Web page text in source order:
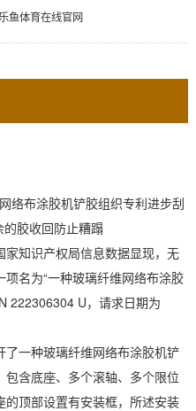
乐鱼体育在线官网
知识产权局信息数据显现，无
名为“一种玻璃纤维网络布涂胶
222306304 U，请求日期为
一种玻璃纤维网络布涂胶机铲
含底座、多个滚轴、多个限位
顶部设置有安装框，所述安装